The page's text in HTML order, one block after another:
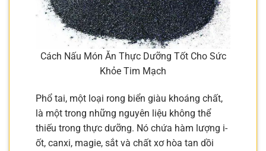
Cách Nấu Món Ăn Thực Dưỡng Tốt Cho Sức
Khỏe Tim Mạch
Phổ tai, một loại rong biển giàu khoáng chất,
là một trong những nguyên liệu không thể
thiếu trong thực dưỡng. Nó chứa hàm lượng i-
ốt, canxi, magie, sắt và chất xơ hòa tan dồi